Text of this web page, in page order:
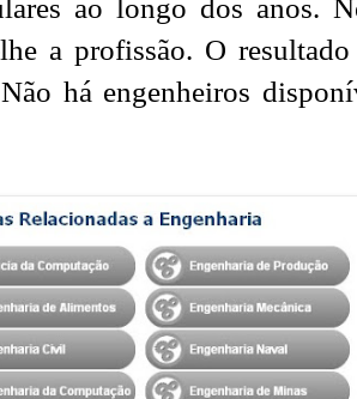
ao longo dos anos.
a profissão. O resultado
há engenheiros